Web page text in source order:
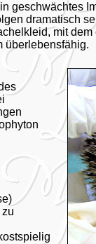
geschwächtes
dramatisch
mit
überlebensfähig.